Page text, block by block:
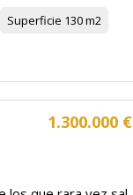
Superficie 130 m2
1.300.000 €